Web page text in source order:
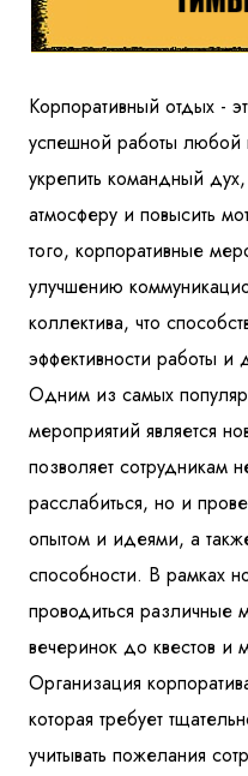
Корпоративный отдых -
успешной работы любой
укрепить командный
атмосферу и повысить
того, корпоративные
улучшению
коллектива, что
эффективности работы
Одним из самых
мероприятий является
позволяет сотрудникам
расслабиться, но и
опытом и идеями, а
способности. В рамках
проводиться различные
вечеринок до квестов и
Организация
которая требует
учитывать пожелания